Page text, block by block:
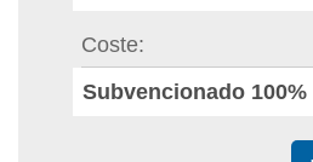
Coste
Subvencionado 100%